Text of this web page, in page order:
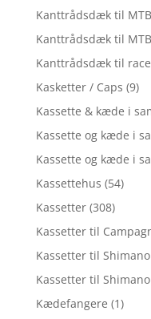
Kanttrådsdæk til
Kanttrådsdæk til
Kanttrådsdæk til
Kasketter / Caps (9)
Kassette & kæde i
Kassette og kæde i
Kassette og kæde i
Kassettehus (54)
Kassetter (308)
Kassetter til
Kassetter til
Kassetter til
Kædefangere (1)